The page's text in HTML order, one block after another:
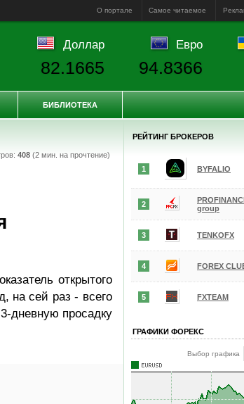
О портале Самое читаемое
408(2 мин. на прочтение)
открытого
на сей раз - всего
дневную просадку
РЕЙТИНГ БРОКЕРОВ
1 BYFALIO
2
group
3 TENKOFX
4 FOREX
5 FXTEAM
ГРАФИКИ ФОРЕКС
Выбор графика
Доллар
82.1665
Евро
94.8366
БИБЛИОТЕКА